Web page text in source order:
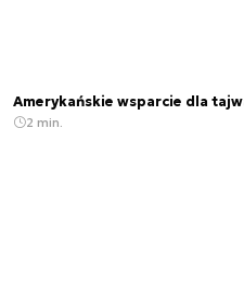
Amerykańskie wsparcie dla
2 min.